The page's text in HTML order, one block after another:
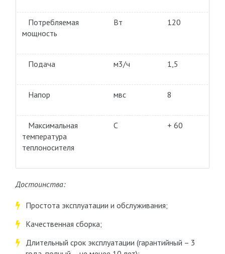
Потребляемая
мощность
Вт 120
Подача м3/ч 1,5
Напор мвс 8
Максимальная
температура
теплоносителя
С + 60
Достоинства:
Простота эксплуатации и обслуживания;
Качественная сборка;
Длительный срок эксплуатации (гарантийный – 3